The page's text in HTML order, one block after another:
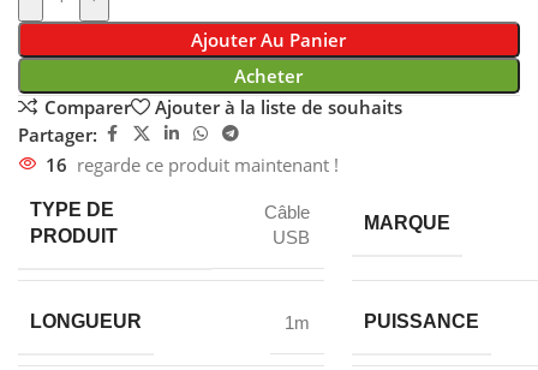
Ajouter Au Panier
Acheter
Comparer
Ajouter à la liste de souhaits
Partager:
16 regarde ce produit maintenant !
TYPE DE
PRODUIT
Câble
USB
MARQUE
LONGUEUR 1m PUISSANCE